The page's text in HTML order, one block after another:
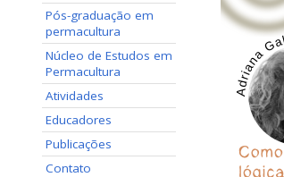
Pós-graduação em
permacultura
Núcleo de Estudos em
Permacultura
Atividades
Educadores
Publicações
Contato